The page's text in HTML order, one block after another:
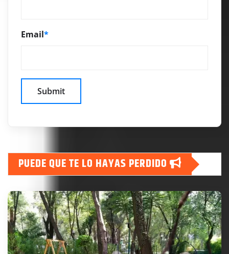
Email*
PUEDE QUE TE LO HAYAS PERDIDO